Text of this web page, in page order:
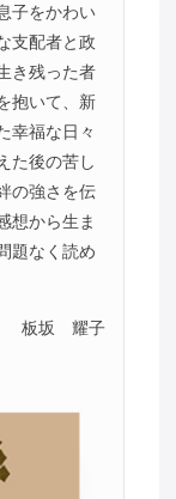
子をかわい
支配者と政
き残った者
抱いて、新
幸福な日々
た後の苦し
の強さを伝
想から生ま
題なく読め
板坂 耀子